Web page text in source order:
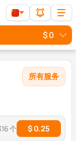
$ 0
所有服务
个 $ 0.25